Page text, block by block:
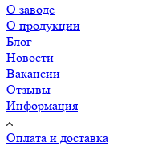
О заводе
О продукции
Блог
Новости
Вакансии
Отзывы
Информация
Оплата и доставка